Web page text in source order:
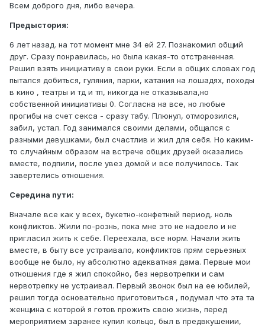
Всем доброго дня, либо вечера.
Предыстория:
6 лет назад. на тот момент мне 34 ей 27. Познакомил общий
друг. Сразу понравилась, но была какая-то отстраненная.
Решил взять инициативу в свои руки. Если в общих словах год
пытался добиться, гуляния, парки, катания на лошадях, походы
в кино , театры и тд и тп, никогда не отказывала,но
собственной инициативы 0. Согласна на все, но любые
прогибы на счет секса - сразу табу. Плюнул, отморозился,
забил, устал. Год занимался своими делами, общался с
разными девушками, был счастлив и жил для себя. Но каким-
то случайным образом на встрече общих друзей оказались
вместе, подпили, после увез домой и все получилось. Так
завертелись отношения.
Середина пути:
Вначале все как у всех, букетно-конфетный период, ноль
конфликтов. Жили по-рознь, пока мне это не надоело и не
пригласил жить к себе. Переехала, все норм. Начали жить
вместе, в быту все устраивало, конфликтов прям серьезных
вообще не было, ну абсолютно адекватная дама. Первые мои
отношения где я жил спокойно, без нервотрепки и сам
нервотрепку не устраивал. Первый звонок был на ее юбилей,
решил тогда основательно приготовиться , подумал что эта та
женщина с которой я готов прожить свою жизнь, перед
мероприятием заранее купил кольцо, был в предвкушении,